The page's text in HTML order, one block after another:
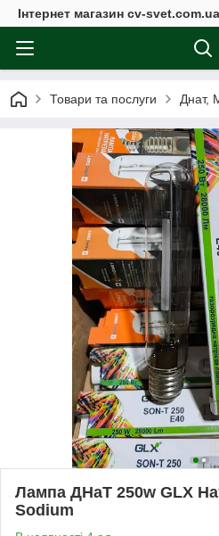
Інтернет магазин cv-
Товари та послуги Днат,
Лампа ДНаТ 250w GLX
Sodium